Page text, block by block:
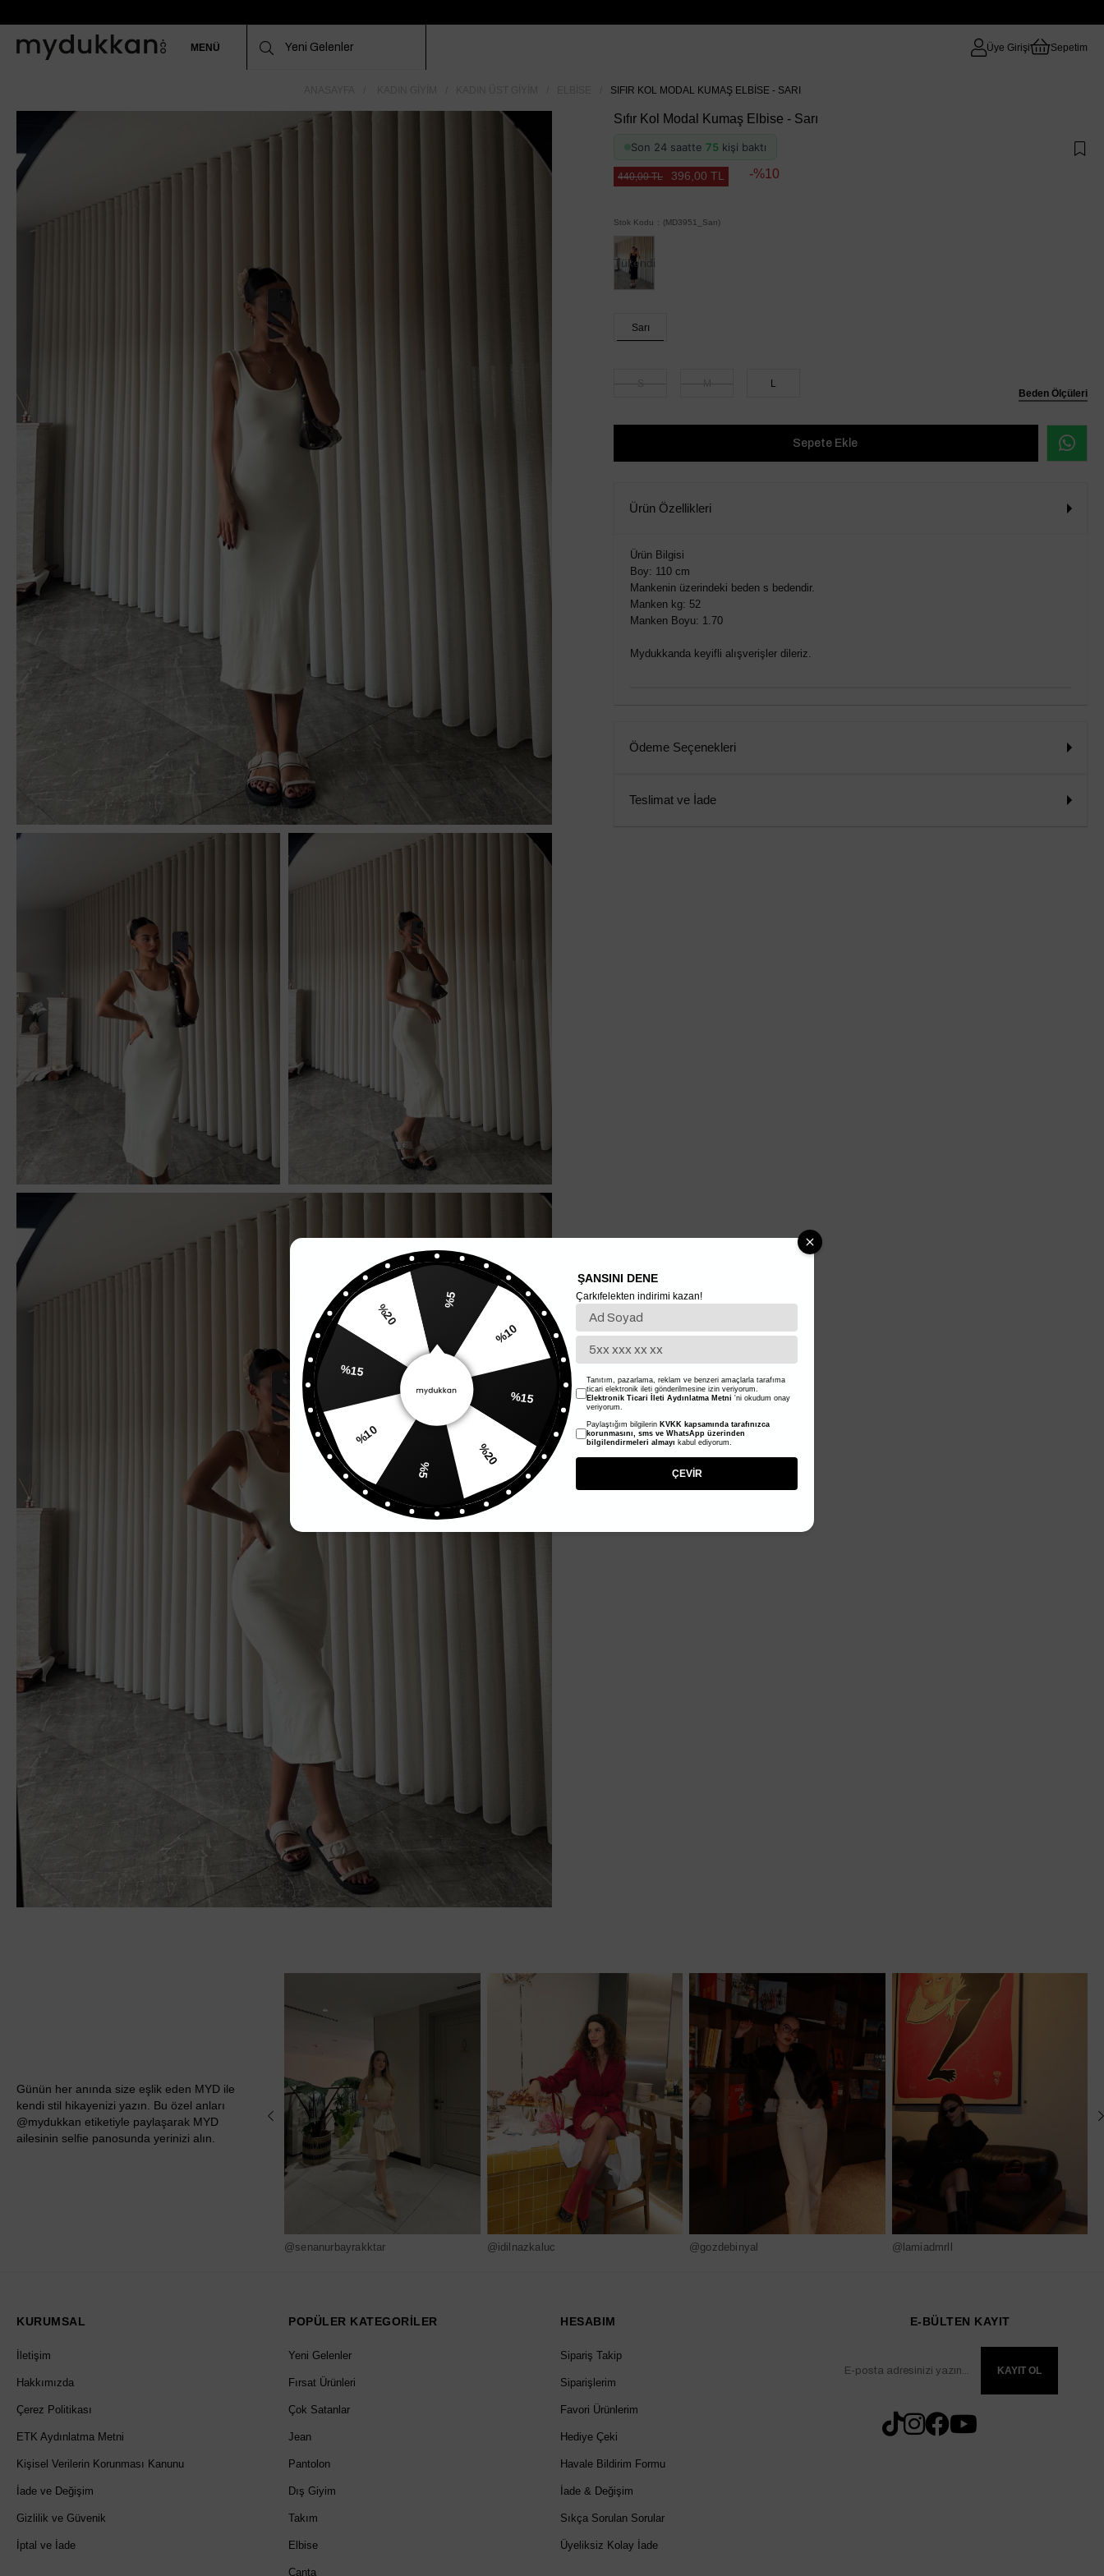
MENÜ Üye Girişi Sepetim
SIFIR KOL MODAL KUMAŞ ELBISE - SARI
Sıfır Kol Modal Kumaş Elbise - Sarı
Son 24 saatte 75 kişi baktı
440,00 TL 396,00 TL 10
Stok Kodu (MD3951_Sarı)
Tükendi
Beden Ölçüleri
Sarı
L
Ürün Özellikleri
Ürün Bilgisi
Boy: 110 cm
Mankenin üzerindeki beden s bedendir.
Manken kg: 52
Manken Boyu: 1.70
Mydukkanda keyifli alışverişler dileriz.
Ödeme Seçenekleri
Teslimat ve İade
Günün her anında size eşlik eden MYD ile
kendi stil hikayenizi yazın. Bu özel anları
@mydukkan etiketiyle paylaşarak MYD
ailesinin selfie panosunda yerinizi alın.
@senanurbayrakktar @idilnazkaluc @gozdebinyal @lamiadmrll
KURUMSAL
İletişim
Hakkımızda
Çerez Politikası
ETK Aydınlatma Metni
Kişisel Verilerin Korunması Kanunu
İade ve Değişim
Gizlilik ve Güvenik
İptal ve İade
POPÜLER KATEGORİLER
Yeni Gelenler
Fırsat Ürünleri
Çok Satanlar
Jean
Pantolon
Dış Giyim
Takım
Elbise
Çanta
HESABIM
Sipariş Takip
Siparişlerim
Favori Ürünlerim
Hediye Çeki
Havale Bildirim Formu
İade & Değişim
Sıkça Sorulan Sorular
Üyeliksiz Kolay İade
E-BÜLTEN KAYIT
KAYIT OL
%10
%20
%20
ŞANSINI DENE
Çarkıfelekten indirimi kazan!
Tanıtım, pazarlama, reklam ve benzeri amaçlarla tarafıma
ticari elektronik ileti gönderilmesine izin veriyorum.
Elektronik Ticari İleti Aydınlatma Metni 'ni okudum onay
veriyorum.
Paylaştığım bilgilerin KVKK kapsamında tarafınızca
korunmasını, sms ve WhatsApp üzerinden
bilgilendirmeleri almayı kabul ediyorum.
ÇEVİR